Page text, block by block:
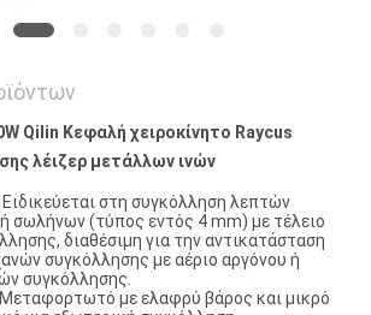
Qilin Κεφαλή χειροκίνητο Raycus
λέιζερ μετάλλων ινών
στη συγκόλληση λεπτών
σωλήνων (τύπος εντός 4 mm) με τέλειο
διαθέσιμη για την αντικατάσταση
συγκόλλησης με αέριο αργόνου ή
συγκόλλησης.
με ελαφρύ βάρος και μικρό